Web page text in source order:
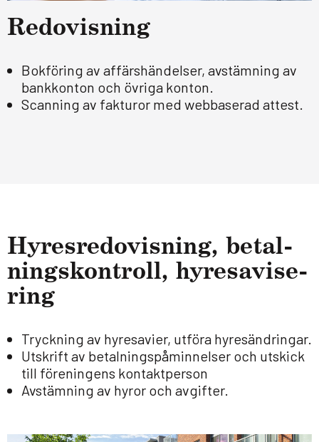
Redo­vis­ning
Bokföring av affärshändelser, avstämning av
bankkonton och övriga konton.
Scanning av fakturor med webbaserad attest.
Hyres­re­do­vis­ning, betal­
nings­kon­troll, hyresa­vi­se­
ring
Tryckning av hyresavier, utföra hyresändringar.
Utskrift av betalningspåminnelser och utskick
till föreningens kontaktperson
Avstämning av hyror och avgifter.